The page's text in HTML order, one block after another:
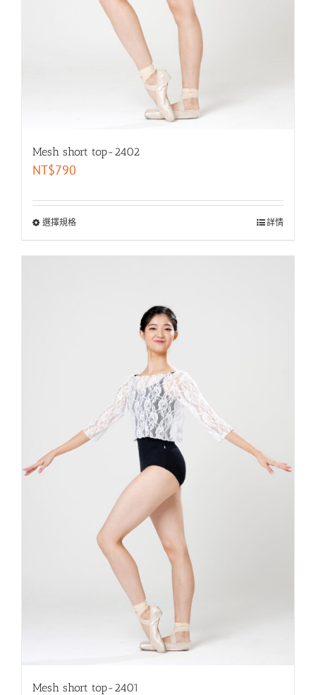
Mesh short top-2402
NT$790
選擇規格 詳情
Mesh short top-2401